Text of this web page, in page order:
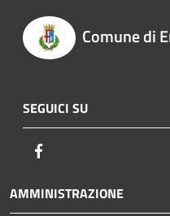
Comune di
SEGUICI SU
AMMINISTRAZIONE